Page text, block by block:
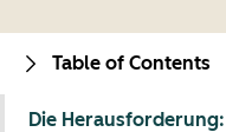
Table of Contents
Die